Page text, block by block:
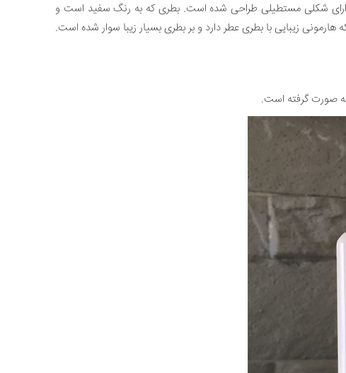
دارای شکلی مستطیلی طراحی شده است. بطری که به رنگ سفید است و
زیبایی با بطری عطر دارد و بر بطری بسیار زیبا سوار شده است.
صورت گرفته است.